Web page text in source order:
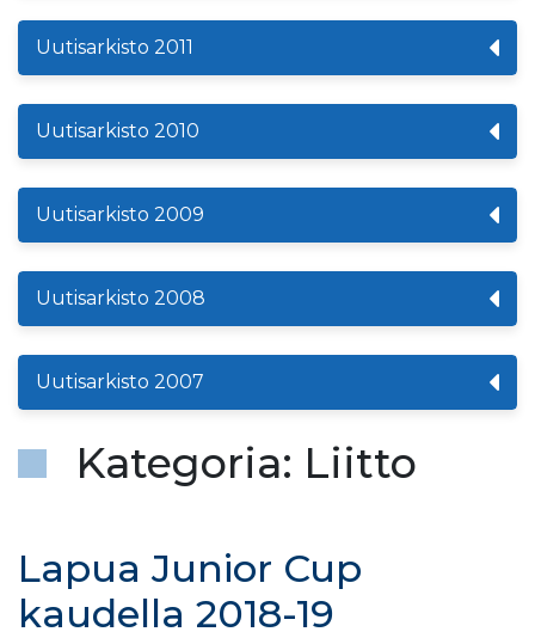
Uutisarkisto 2011
Uutisarkisto 2010
Uutisarkisto 2009
Uutisarkisto 2008
Uutisarkisto 2007
Kategoria: Liitto
Lapua Junior Cup
kaudella 2018-19